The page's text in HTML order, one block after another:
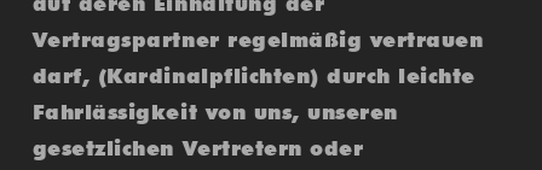
Vertragspartner regelmäßig vertrauen
darf, (Kardinalpflichten) durch leichte
Fahrlässigkeit von uns, unseren
gesetzlichen Vertretern oder